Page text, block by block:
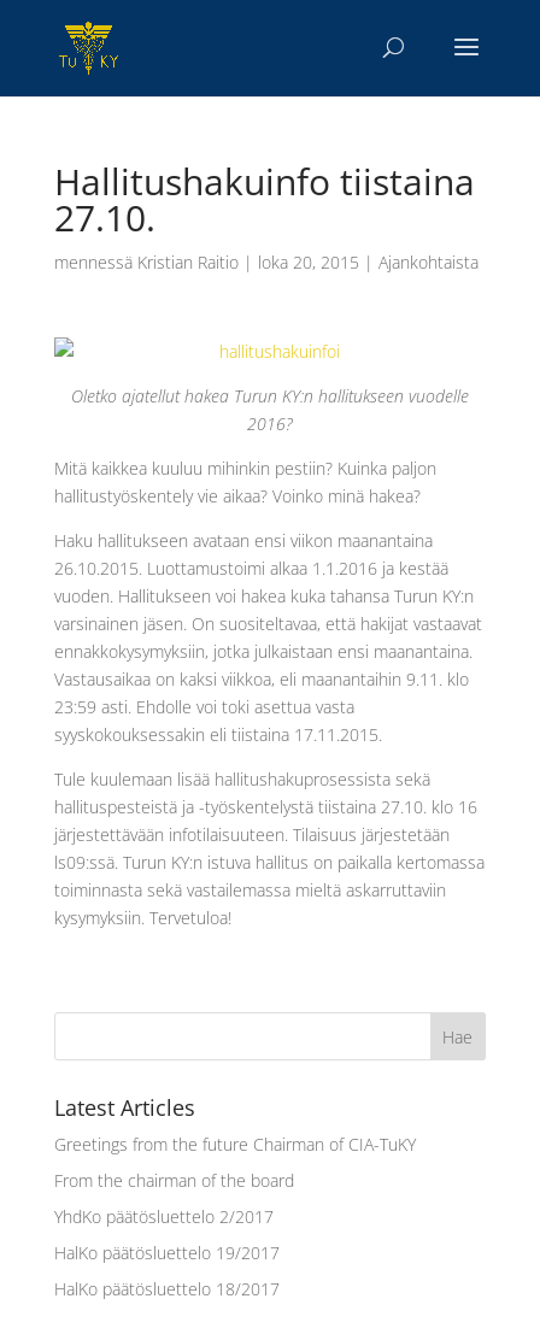
Hallitushakuinfo tiistaina
27.10.
mennessä Kristian Raitio| loka 20, 2015 | Ajankohtaista
Oletko ajatellut hakea Turun KY:n hallitukseen vuodelle
2016?
Mitä kaikkea kuuluu mihinkin pestiin? Kuinka paljon
hallitustyöskentely vie aikaa? Voinko minä hakea?
Haku hallitukseen avataan ensi viikon maanantaina
26.10.2015. Luottamustoimi alkaa 1.1.2016 ja kestää
vuoden. Hallitukseen voi hakea kuka tahansa Turun KY:n
varsinainen jäsen. On suositeltavaa, että hakijat vastaavat
ennakkokysymyksiin, jotka julkaistaan ensi maanantaina.
Vastausaikaa on kaksi viikkoa, eli maanantaihin 9.11. klo
23:59 asti. Ehdolle voi toki asettua vasta
syyskokouksessakin eli tiistaina 17.11.2015.
Tule kuulemaan lisää hallitushakuprosessista sekä
hallituspesteistä ja -työskentelystä tiistaina 27.10. klo 16
järjestettävään infotilaisuuteen. Tilaisuus järjestetään
ls09:ssä. Turun KY:n istuva hallitus on paikalla kertomassa
toiminnasta sekä vastailemassa mieltä askarruttaviin
kysymyksiin. Tervetuloa!
Latest Articles
Greetings from the future Chairman of CIA-TuKY
From the chairman of the board
YhdKo päätösluettelo 2/2017
HalKo päätösluettelo 19/2017
HalKo päätösluettelo 18/2017